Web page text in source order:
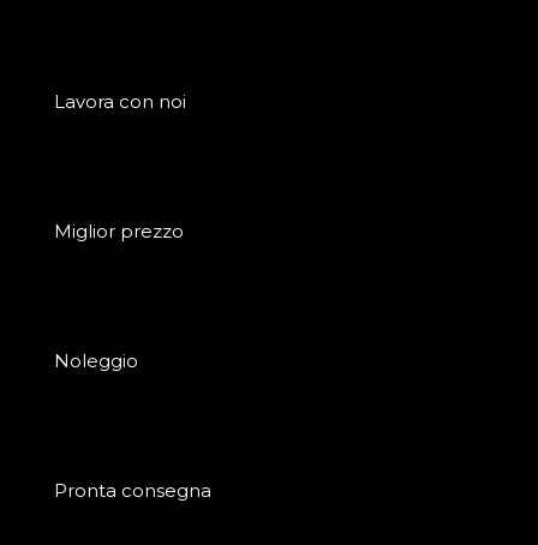
Lavora con noi
Miglior prezzo
Noleggio
Pronta consegna